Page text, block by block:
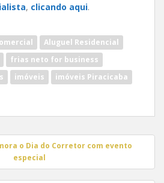
, clicando aqui.
Aluguel Residencial
frias neto for business
imóveis
imóveis Piracicaba
o Dia do Corretor com evento
especial